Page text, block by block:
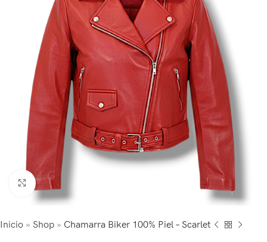
Click to enlarge
Inicio » Shop » Chamarra Biker 100% Piel – Scarlet